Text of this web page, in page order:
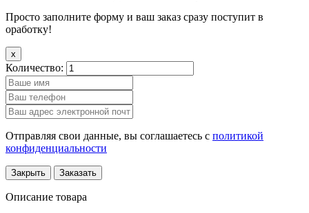
Просто заполните форму и ваш заказ сразу поступит в
оработку!
x
Количество:
Отправляя свои данные, вы соглашаетесь с политикой
конфиденциальности
Закрыть Заказать
Описание товара